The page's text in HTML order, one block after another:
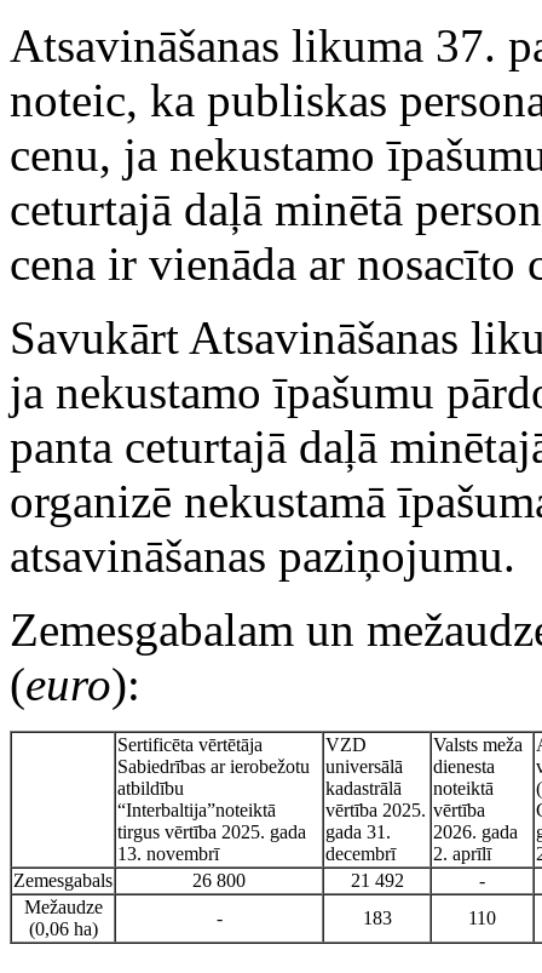
Atsavināšanas likuma 37.
noteic, ka publiskas
cenu, ja nekustamo
ceturtajā daļā minētā
cena ir vienāda ar nosacīto
Savukārt Atsavināšanas
ja nekustamo īpašumu
panta ceturtajā daļā
organizē nekustamā
atsavināšanas paziņojumu.
Zemesgabalam un
(euro):
Sertificēta vērtētāja
Sabiedrības ar ierobežotu
atbildību
“Interbaltija”noteiktā
tirgus vērtība 2025. gada
13. novembrī
VZD
universālā
kadastrālā
vērtība 2025.
gada 31.
decembrī
Valsts meža
dienesta
noteiktā
vērtība
2026. gada
2. aprīlī
Zemesgabals
26 800 21 492
-
Mežaudze
(0,06 ha)
- 183 110